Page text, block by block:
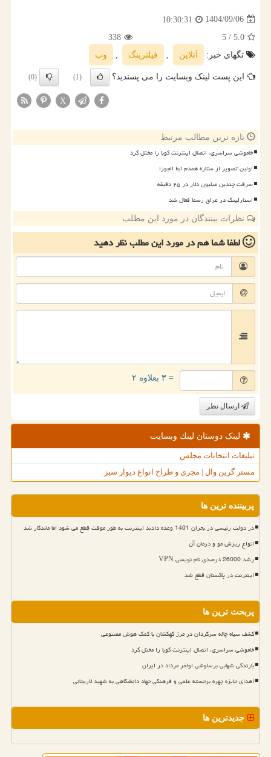
1404/09/06
10:30:31
5.0
/ 5
338
تگهای خبر:
آنلاین فیلترینگ وب
این پست لینک وبسایت را می پسندید؟ (1)
(0)
X
تازه ترین مطالب مرتبط
خاموشی سراسری، اتصال اینترنت کوبا را مختل کرد
اولین تصویر از ستاره همدم ابط الجوزا
سرقت چندین میلیون دلار در ۲۵ دقیقه
استارلینک در عراق رسما فعال شد
نظرات بینندگان در مورد این مطلب
لطفا شما همدر مورد این مطلبنظر دهید
= ۳ بعلاوه ۲
ارسال نظر
لینک دوستان لینك وبسایت
تبلیغات انتخابات مجلس
مستر گرین وال | مجری و طراح انواع دیوار سبز
پربیننده ترین ها
در دولت رئیسی در بحران 1401 وعده دادند اینترنت به طور موقت قطع می شود اما ماندگار شد
انواع ریزش مو و درمان آن
رشد 26000 درصدی نام نویسی VPN
اینترنت در پاکستان قطع شد
پربحث ترین ها
کشف سیاه چاله سرگردان در مرز کهکشان با کمک هوش مصنوعی
خاموشی سراسری، اتصال اینترنت کوبا را مختل کرد
بارندگی شهابی برساوشی اواخر مرداد در ایران
اهدای جایزه چهره برجسته علمی و فرهنگی جهاد دانشگاهی به شهید لاریجانی
جدیدترین ها